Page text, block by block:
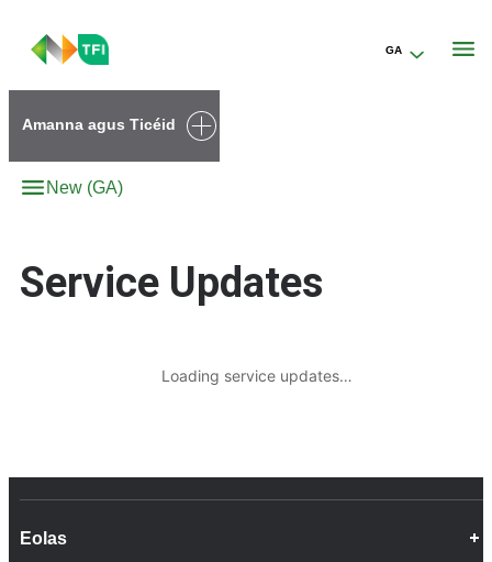
Go to the transportforireland.ie homepage (opens in a new tab)
GA
Amanna agus Ticéid
New (GA)
Service Updates
Loading service updates…
Eolas